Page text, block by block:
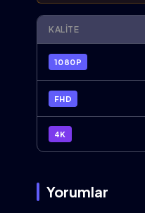
KALITE
1080P
FHD
4K
Yorumlar